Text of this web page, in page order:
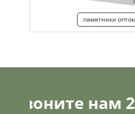
памятники
нам 24 / 7